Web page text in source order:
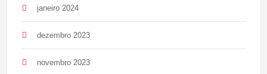
janeiro 2024
dezembro 2023
novembro 2023